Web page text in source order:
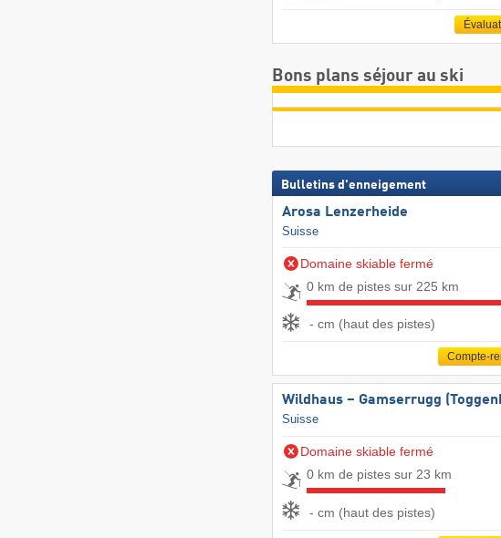
Bons plans séjour au ski
Bulletins d'enneigement
Arosa Lenzerheide
Suisse
Domaine skiable fermé
0 km de pistes sur 225 km
- cm (haut des pistes)
Compte-
Wildhaus – Gamserrugg
Suisse
Domaine skiable fermé
0 km de pistes sur 23 km
- cm (haut des pistes)